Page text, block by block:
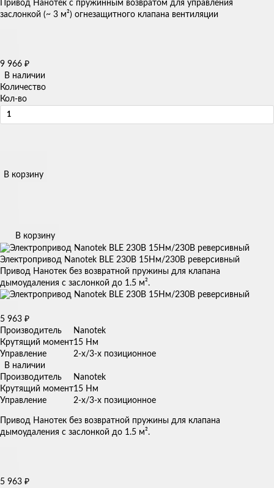
Привод Нанотек с пружинным возвратом для управления
заслонкой (~ 3 м²) огнезащитного клапана вентиляции
9 966 ₽
В наличии
Количество
Кол-во
В корзину
В корзину
Электропривод Nanotek BLE 230B 15Нм/230В реверсивный
Привод Нанотек без возвратной пружины для клапана
дымоудаления с заслонкой до 1.5 м².
5 963 ₽
Производитель
Nanotek
Крутящий момент15 Нм
Управление
2-х/3-х позиционное
В наличии
Производитель
Nanotek
Крутящий момент15 Нм
Управление
2-х/3-х позиционное
Привод Нанотек без возвратной пружины для клапана
дымоудаления с заслонкой до 1.5 м².
5 963 ₽